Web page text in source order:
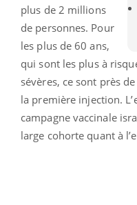
plus de 2 millions
de personnes. Pour
les plus de 60 ans,
qui sont les plus à
sévères, ce sont près
la première injection.
campagne vaccinale
large cohorte quant à